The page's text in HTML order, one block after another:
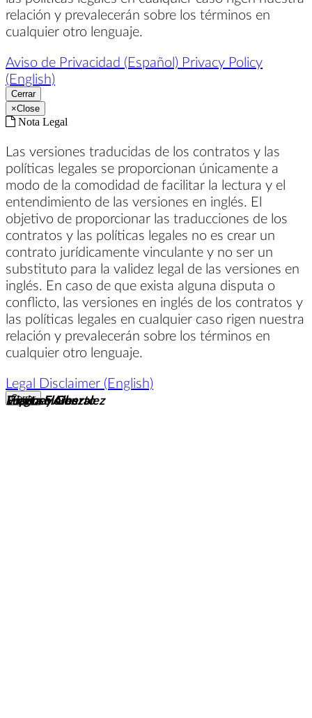
Vianney Gonzalez
Lupita Flores
Fregoso Alberto
relación y prevalecerán sobre los términos en
cualquier otro lenguaje.
Aviso de Privacidad (Español) Privacy Policy
(English)
Cerrar
×Close
Nota Legal
Las versiones traducidas de los contratos y las
políticas legales se proporcionan únicamente a
modo de la comodidad de facilitar la lectura y el
entendimiento de las versiones en inglés. El
objetivo de proporcionar las traducciones de los
contratos y las políticas legales no es crear un
contrato jurídicamente vinculante y no ser un
substituto para la validez legal de las versiones en
inglés. En caso de que exista alguna disputa o
conflicto, las versiones en inglés de los contratos y
las políticas legales en cualquier caso rigen nuestra
relación y prevalecerán sobre los términos en
cualquier otro lenguaje.
Legal Disclaimer (English)
Cerrar